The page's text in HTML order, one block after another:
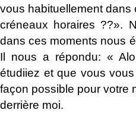
vous habituellement
créneaux horaires ??».
dans ces moments nous
Il nous a répondu: «
étudiiez et que vous
façon possible pour votre
derrière moi.